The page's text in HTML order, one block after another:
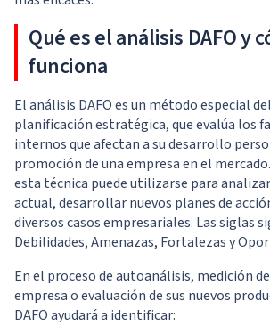
Qué es el análisis DAFO y
funciona
El análisis DAFO es un método especial
planificación estratégica, que evalúa los
internos que afectan a su desarrollo
promoción de una empresa en el
esta técnica puede utilizarse para
actual, desarrollar nuevos planes de
diversos casos empresariales. Las siglas
Debilidades, Amenazas, Fortalezas y
En el proceso de autoanálisis, medición
empresa o evaluación de sus nuevos
DAFO ayudará a identificar: